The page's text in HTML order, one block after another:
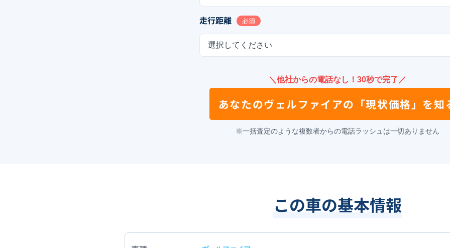
走行距離 必須
選択してください
＼他社からの電話なし！30秒で完了／
あなたのヴェルファイアの 「現状価格」を知
※一括査定のような複数者からの電話ラッシュは一切ありません
この車の基本情報